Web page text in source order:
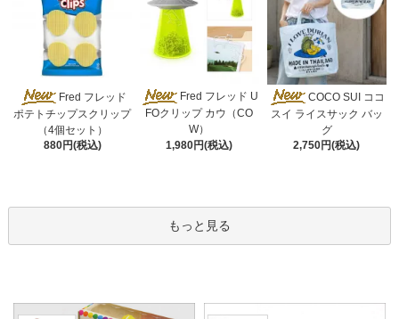
Fred フレッド
ポテトチップスクリップ
（4個セット）
880円(税込)
Fred フレッド U
FOクリップ カウ（CO
W）
1,980円(税込)
COCO SUI ココ
スイ ライスサック バッ
グ
2,750円(税込)
もっと見る